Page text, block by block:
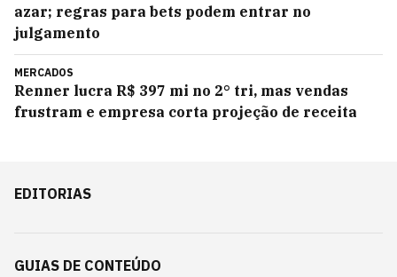
azar; regras para bets podem entrar no
julgamento
MERCADOS
Renner lucra R$ 397 mi no 2° tri, mas vendas
frustram e empresa corta projeção de receita
EDITORIAS
GUIAS DE CONTEÚDO